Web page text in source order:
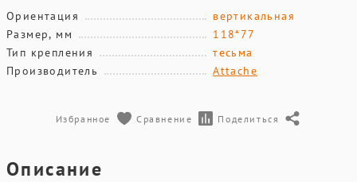
Ориентация
вертикальная
Размер, мм
118*77
Тип крепления
тесьма
Производитель
Attache
Избранное Сравнение Поделиться
Описание